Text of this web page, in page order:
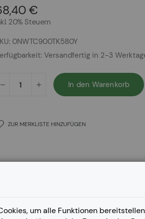
€
20% Steuern
0NWTC900TK580Y
Versandfertig in 2-3
In den Warenkorb
ZUR MERKLISTE HINZUFÜGEN
um alle Funktionen